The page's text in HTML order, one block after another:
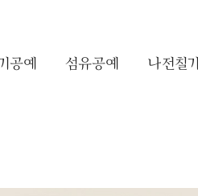
공예 섬유공예 나전칠기